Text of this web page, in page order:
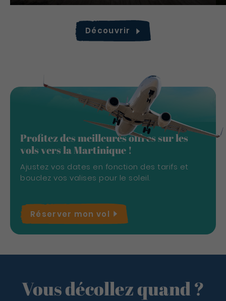
Découvrir
Profitez des meilleures offres sur les
vols vers la Martinique !
Ajustez vos dates en fonction des tarifs et
bouclez vos valises pour le soleil.
Réserver mon vol
Vous décollez quand ?